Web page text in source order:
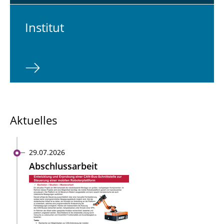
In­sti­tut
Aktuelles
29.07.2026
Abschlussarbeit